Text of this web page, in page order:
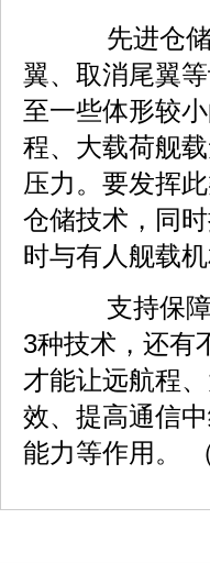
先进仓储
翼、取消尾翼
至一些体形较
程、大载荷舰
压力。要发挥
仓储技术，同
时与有人舰载
支持保障
3种技术，还有
才能让远航程
效、提高通信
能力等作用。